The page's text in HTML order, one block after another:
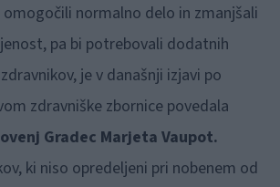
normalno delo in zmanjšali
pa bi potrebovali dodatnih
je v današnji izjavi po
zdravniške zbornice povedala
Gradec Marjeta Vaupot.
ki niso opredeljeni pri nobenem od